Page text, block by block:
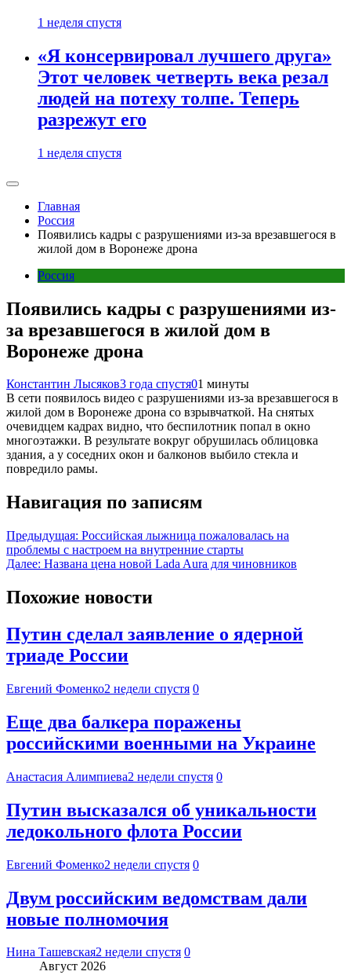
1 неделя спустя
«Я консервировал лучшего друга»
Этот человек четверть века резал
людей на потеху толпе. Теперь
разрежут его
1 неделя спустя
Главная
Россия
Появились кадры с разрушениями из-за врезавшегося в
жилой дом в Воронеже дрона
Россия
Появились кадры с разрушениями из-
за врезавшегося в жилой дом в
Воронеже дрона
Константин Лысяков3 года спустя01 минуты
В сети появилось видео с разрушениями из-за врезавшегося в
жилой дом в Воронеже дрона со взрывчаткой. На снятых
очевидцем кадрах видно, что беспилотник попал в окно
многоэтажки. В результате вокруг обрушилась облицовка
здания, а у соседних окон и балконов выбило стекла и
повредило рамы.
Навигация по записям
Предыдущая: Российская лыжница пожаловалась на
проблемы с настроем на внутренние старты
Далее: Названа цена новой Lada Aura для чиновников
Похожие новости
Путин сделал заявление о ядерной
триаде России
Евгений Фоменко2 недели спустя 0
Еще два балкера поражены
российскими военными на Украине
Анастасия Алимпиева2 недели спустя 0
Путин высказался об уникальности
ледокольного флота России
Евгений Фоменко2 недели спустя 0
Двум российским ведомствам дали
новые полномочия
Нина Ташевская2 недели спустя 0
Август 2026